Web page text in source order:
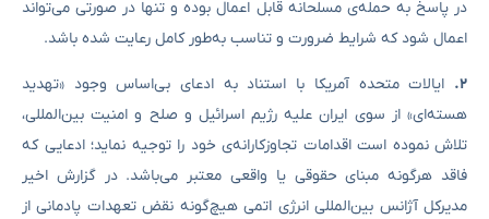
در پاسخ به حمله‌ی مسلحانه قابل اعمال بوده و تنها در صورتی می‌تواند
اعمال شود که شرایط ضرورت و تناسب به‌طور کامل رعایت شده باشد.
۲. ایالات متحده آمریکا با استناد به ادعای بی‌اساس وجود «تهدید
هسته‌ای» از سوی ایران علیه رژیم اسرائیل و صلح و امنیت بین‌المللی،
تلاش نموده است اقدامات تجاوزکارانه‌ی خود را توجیه نماید؛ ادعایی که
فاقد هرگونه مبنای حقوقی یا واقعی معتبر می‌باشد. در گزارش اخیر
مدیرکل آژانس بین‌المللی انرژی اتمی هیچ‌گونه نقض تعهدات پادمانی از